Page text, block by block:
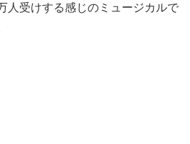
人受けする感じのミュージカルで